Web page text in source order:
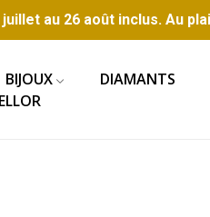
au 26 août inclus. Au
BIJOUX DIAMANTS